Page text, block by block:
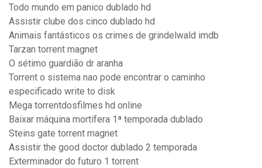
Todo mundo em panico dublado hd
Assistir clube dos cinco dublado hd
Animais fantásticos os crimes de grindelwald imdb
Tarzan torrent magnet
O sétimo guardião dr aranha
Torrent o sistema nao pode encontrar o caminho
especificado write to disk
Mega torrentdosfilmes hd online
Baixar máquina mortífera 1ª temporada dublado
Steins gate torrent magnet
Assistir the good doctor dublado 2 temporada
Exterminador do futuro 1 torrent